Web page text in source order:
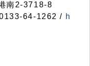
南2-3718-8
64-1262 / h